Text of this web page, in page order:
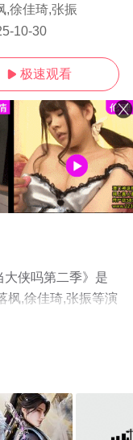
,徐佳琦,张振
10-30
 极速观看
大侠吗第二季》是
枫,徐佳琦,张振等演
已揭晓（1-10全
电视猫或剧情网